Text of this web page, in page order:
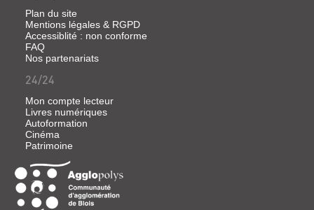
Plan du site
Mentions légales & RGPD
Accessiblité : non conforme
FAQ
Nos partenariats
24/24
Mon compte lecteur
Livres numériques
Autoformation
Cinéma
Patrimoine